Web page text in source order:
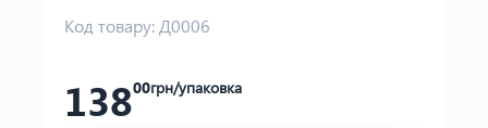
Код товару:Д0006
13800грн/упаковка